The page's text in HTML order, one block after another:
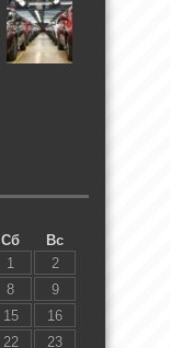
Сб
Вс
1
2
8
9
15
16
22
23